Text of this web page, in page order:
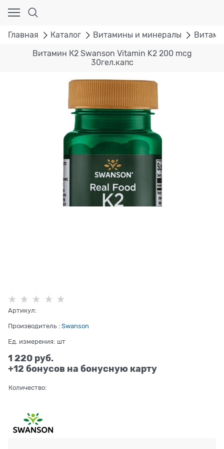
Главная Каталог Витамины и минералы
Витамин К2 Swanson Vitamin K2 200 mcg
30гел.капс
Артикул:
Производитель : Swanson
Ед. измерения: шт
1 220 руб.
+12 бонусов на бонусную карту
Количество: